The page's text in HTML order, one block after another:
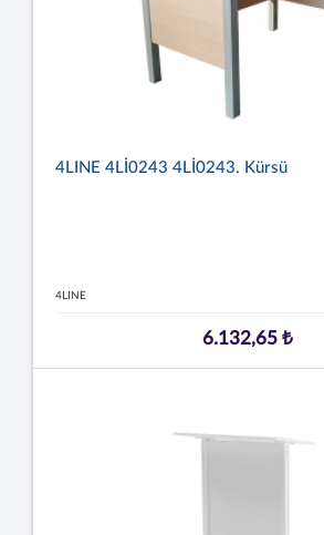
4LINE 4Lİ0243 4Lİ0243. Kürsü
4LINE
6.132,65 ₺